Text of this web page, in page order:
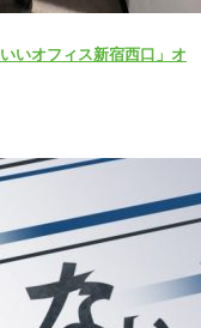
いオフィス新宿西口」オ